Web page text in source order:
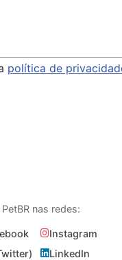
política de
nas redes:
Instagram
LinkedIn